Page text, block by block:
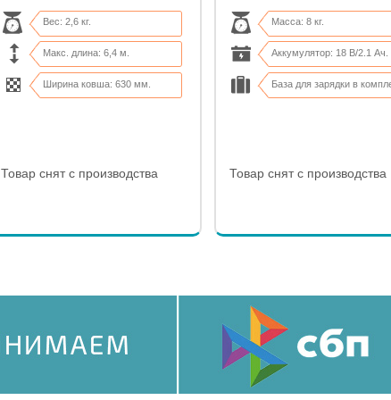
Вес: 2,6 кг.
Макс. длина: 6,4 м.
Ширина ковша: 630 мм.
Товар снят с производства
Масса: 8 кг.
Аккумулятор: 18 В/2.1 Ач.
База для зарядки в
Товар снят с производства